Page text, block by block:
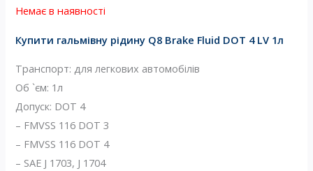
Немає в наявності
Купити гальмівну рідину Q8 Brake Fluid DOT 4 LV 1л
Транспорт: для легкових автомобілів
Об `єм: 1л
Допуск: DOT 4
– FMVSS 116 DOT 3
– FMVSS 116 DOT 4
– SAE J 1703, J 1704